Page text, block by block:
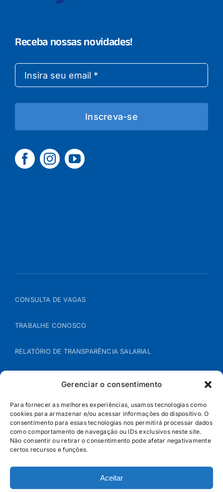
Gerenciar o consentimento
Para fornecer as melhores experiências, usamos tecnologias como
cookies para armazenar e/ou acessar informações do dispositivo. O
consentimento para essas tecnologias nos permitirá processar dados
como comportamento de navegação ou IDs exclusivos neste site.
Não consentir ou retirar o consentimento pode afetar negativamente
certos recursos e funções.
Aceitar
Receba nossas novidades!
Inscreva-se
CONSULTA DE VAGAS
TRABALHE CONOSCO
RELATÓRIO DE TRANSPARÊNCIA SALARIAL
POLÍTICA DE COOKIES
POLÍTICA DE PRIVACIDADE